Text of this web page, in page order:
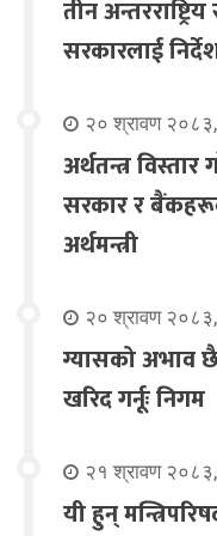
तीन
सरकारलाई
२० श्रावण २०८३,
अर्थतन्त्र
सरकार र
अर्थमन्त्री
२० श्रावण २०८३,
ग्यासको अभाव
खरिद गर्नूः निगम
२१ श्रावण २०८३,
यी हुन्